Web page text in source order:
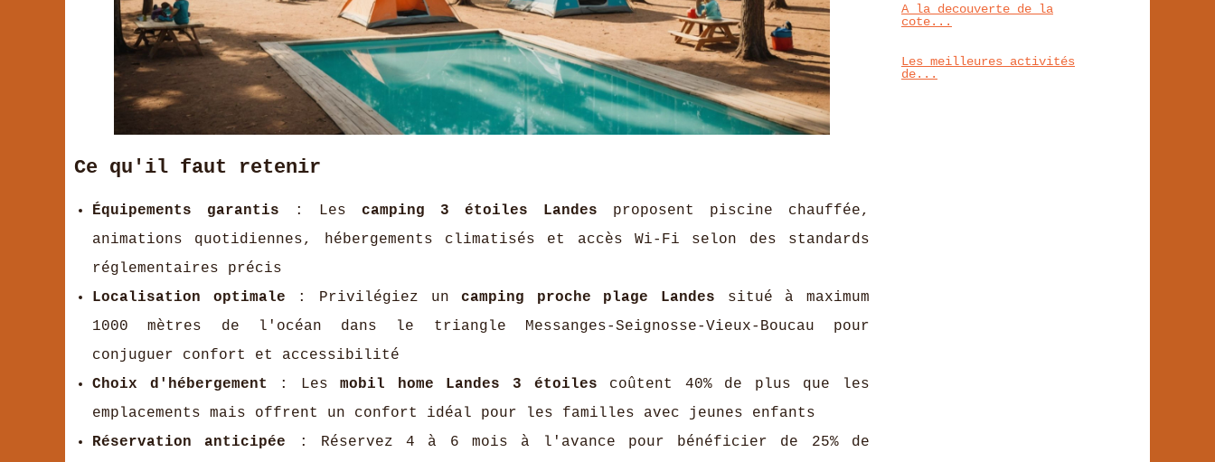
Ce qu'il faut retenir
Équipements garantis : Les camping 3 étoiles Landes proposent piscine chauffée,
animations quotidiennes, hébergements climatisés et accès Wi-Fi selon des standards
réglementaires précis
Localisation optimale : Privilégiez uncamping proche plage Landes situé à maximum
1000 mètres de l'océan dans le triangle Messanges-Seignosse-Vieux-Boucau pour
conjuguer confort et accessibilité
Choix d'hébergement : Lesmobil home Landes 3 étoiles coûtent 40% de plus que les
emplacements mais offrent un confort idéal pour les familles avec jeunes enfants
Réservation anticipée : Réservez 4 à 6 mois à l'avance pour bénéficier de 25% de
A la decouverte de la
cote...
Les meilleures activités
de...